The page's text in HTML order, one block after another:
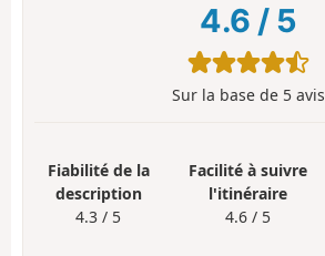
4.6 / 5
Sur la base de 5 avis
Fiabilité de la
description
4.3 / 5
Facilité à suivre
l'itinéraire
4.6 / 5